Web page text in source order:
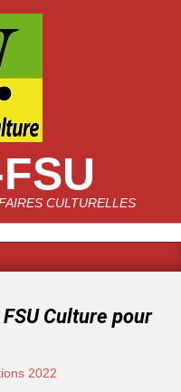
CULTURELLES
Culture pour
2022